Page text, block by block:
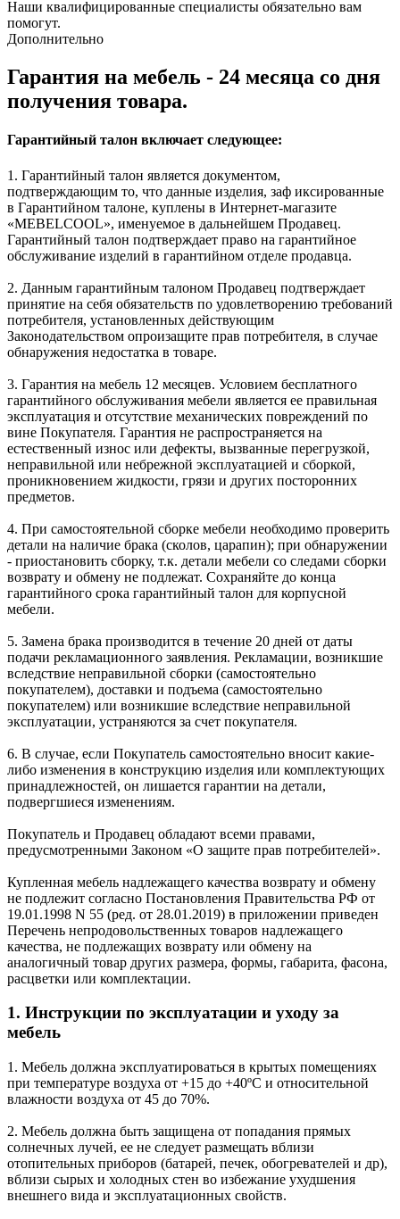
Наши квалифицированные специалисты обязательно вам
помогут.
Дополнительно
Гарантия на мебель - 24 месяца со дня
получения товара.
Гарантийный талон включает следующее:
1. Гарантийный талон является документом,
подтверждающим то, что данные изделия, заф иксированные
в Гарантийном талоне, куплены в Интернет-магазите
«MEBELCOOL», именуемое в дальнейшем Продавец.
Гарантийный талон подтверждает право на гарантийное
обслуживание изделий в гарантийном отделе продавца.
2. Данным гарантийным талоном Продавец подтверждает
принятие на себя обязательств по удовлетворению требований
потребителя, установленных действующим
Законодательством опроизащите прав потребителя, в случае
обнаружения недостатка в товаре.
3. Гарантия на мебель 12 месяцев. Условием бесплатного
гарантийного обслуживания мебели является ее правильная
эксплуатация и отсутствие механических повреждений по
вине Покупателя. Гарантия не распространяется на
естественный износ или дефекты, вызванные перегрузкой,
неправильной или небрежной эксплуатацией и сборкой,
проникновением жидкости, грязи и других посторонних
предметов.
4. При самостоятельной сборке мебели необходимо проверить
детали на наличие брака (сколов, царапин); при обнаружении
- приостановить сборку, т.к. детали мебели со следами сборки
возврату и обмену не подлежат. Сохраняйте до конца
гарантийного срока гарантийный талон для корпусной
мебели.
5. Замена брака производится в течение 20 дней от даты
подачи рекламационного заявления. Рекламации, возникшие
вследствие неправильной сборки (самостоятельно
покупателем), доставки и подъема (самостоятельно
покупателем) или возникшие вследствие неправильной
эксплуатации, устраняются за счет покупателя.
6. В случае, если Покупатель самостоятельно вносит какие-
либо изменения в конструкцию изделия или комплектующих
принадлежностей, он лишается гарантии на детали,
подвергшиеся изменениям.
Покупатель и Продавец обладают всеми правами,
предусмотренными Законом «О защите прав потребителей».
Купленная мебель надлежащего качества возврату и обмену
не подлежит согласно Постановления Правительства РФ от
19.01.1998 N 55 (ред. от 28.01.2019) в приложении приведен
Перечень непродовольственных товаров надлежащего
качества, не подлежащих возврату или обмену на
аналогичный товар других размера, формы, габарита, фасона,
расцветки или комплектации.
1. Инструкции по эксплуатации и уходу за
мебель
1. Мебель должна эксплуатироваться в крытых помещениях
при температуре воздуха от +15 до +40ºС и относительной
влажности воздуха от 45 до 70%.
2. Мебель должна быть защищена от попадания прямых
солнечных лучей, ее не следует размещать вблизи
отопительных приборов (батарей, печек, обогревателей и др),
вблизи сырых и холодных стен во избежание ухудшения
внешнего вида и эксплуатационных свойств.